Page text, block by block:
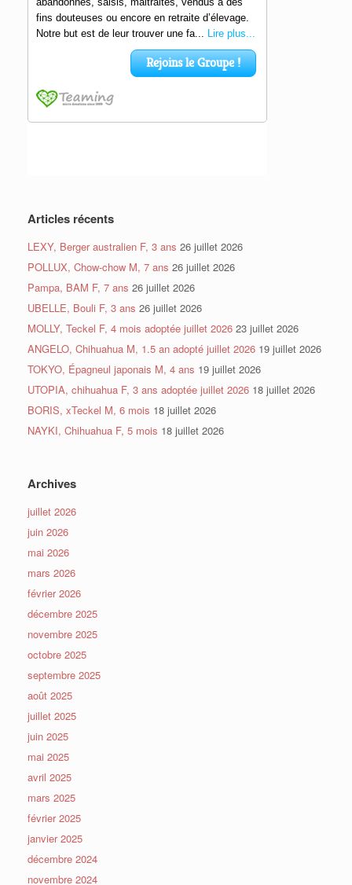
Articles récents
LEXY, Berger australien F, 3 ans 26 juillet 2026
POLLUX, Chow-chow M, 7 ans 26 juillet 2026
Pampa, BAM F, 7 ans 26 juillet 2026
UBELLE, Bouli F, 3 ans 26 juillet 2026
MOLLY, Teckel F, 4 mois adoptée juillet 2026 23 juillet 2026
ANGELO, Chihuahua M, 1.5 an adopté juillet 2026 19 juillet 2026
TOKYO, Épagneul japonais M, 4 ans 19 juillet 2026
UTOPIA, chihuahua F, 3 ans adoptée juillet 2026 18 juillet 2026
BORIS, xTeckel M, 6 mois 18 juillet 2026
NAYKI, Chihuahua F, 5 mois 18 juillet 2026
Archives
juillet 2026
juin 2026
mai 2026
mars 2026
février 2026
décembre 2025
novembre 2025
octobre 2025
septembre 2025
août 2025
juillet 2025
juin 2025
mai 2025
avril 2025
mars 2025
février 2025
janvier 2025
décembre 2024
novembre 2024